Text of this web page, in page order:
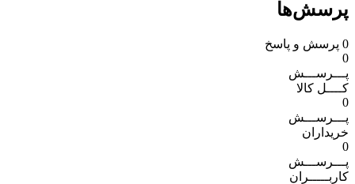
پرسش‌ها
0 پرسش و پاسخ
0
پـــرســـش
کــــل کالا
0
پـــرســـش
خریداران
0
پـــرســـش
کاربـــــران